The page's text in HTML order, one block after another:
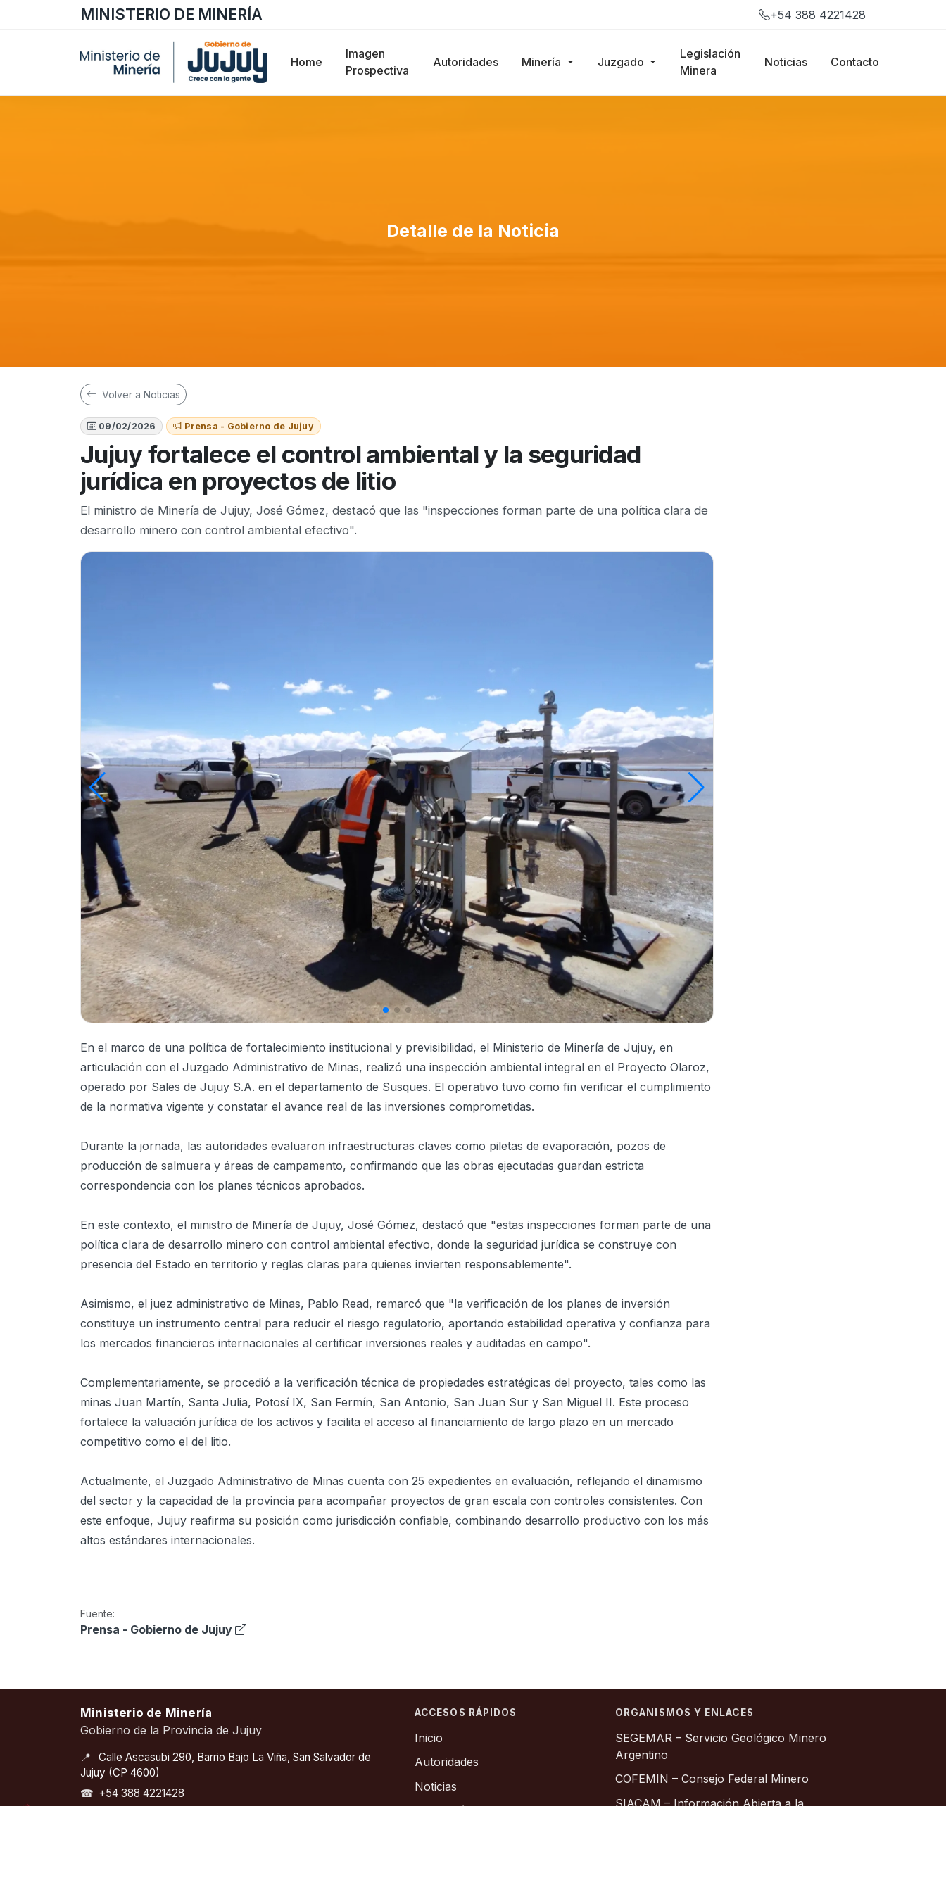
MINISTERIO DE MINERÍA +54 388 4221428
Home
Imagen
Prospectiva
Autoridades Minería Juzgado
Legislación
Minera
Noticias Contacto
Detalle de la Noticia
Volver a Noticias
09/02/2026 Prensa - Gobierno de Jujuy
Jujuy fortalece el control ambiental y la seguridad
jurídica en proyectos de litio
El ministro de Minería de Jujuy, José Gómez, destacó que las "inspecciones forman parte de una política clara de
desarrollo minero con control ambiental efectivo".
En el marco de una política de fortalecimiento institucional y previsibilidad, el Ministerio de Minería de Jujuy, en
articulación con el Juzgado Administrativo de Minas, realizó una inspección ambiental integral en el Proyecto Olaroz,
operado por Sales de Jujuy S.A. en el departamento de Susques. El operativo tuvo como fin verificar el cumplimiento
de la normativa vigente y constatar el avance real de las inversiones comprometidas.
Durante la jornada, las autoridades evaluaron infraestructuras claves como piletas de evaporación, pozos de
producción de salmuera y áreas de campamento, confirmando que las obras ejecutadas guardan estricta
correspondencia con los planes técnicos aprobados.
En este contexto, el ministro de Minería de Jujuy, José Gómez, destacó que "estas inspecciones forman parte de una
política clara de desarrollo minero con control ambiental efectivo, donde la seguridad jurídica se construye con
presencia del Estado en territorio y reglas claras para quienes invierten responsablemente".
Asimismo, el juez administrativo de Minas, Pablo Read, remarcó que "la verificación de los planes de inversión
constituye un instrumento central para reducir el riesgo regulatorio, aportando estabilidad operativa y confianza para
los mercados financieros internacionales al certificar inversiones reales y auditadas en campo".
Complementariamente, se procedió a la verificación técnica de propiedades estratégicas del proyecto, tales como las
minas Juan Martín, Santa Julia, Potosí IX, San Fermín, San Antonio, San Juan Sur y San Miguel II. Este proceso
fortalece la valuación jurídica de los activos y facilita el acceso al financiamiento de largo plazo en un mercado
competitivo como el del litio.
Actualmente, el Juzgado Administrativo de Minas cuenta con 25 expedientes en evaluación, reflejando el dinamismo
del sector y la capacidad de la provincia para acompañar proyectos de gran escala con controles consistentes. Con
este enfoque, Jujuy reafirma su posición como jurisdicción confiable, combinando desarrollo productivo con los más
altos estándares internacionales.
Fuente:
Prensa - Gobierno de Jujuy
Ministerio de Minería
Gobierno de la Provincia de Jujuy
📍
Calle Ascasubi 290, Barrio Bajo La Viña, San Salvador de
Jujuy (CP 4600)
☎ +54 388 4221428
ACCESOS RÁPIDOS
Inicio
Autoridades
Noticias
Legislación Minera
ORGANISMOS Y ENLACES
SEGEMAR – Servicio Geológico Minero
Argentino
COFEMIN – Consejo Federal Minero
SIACAM – Información Abierta a la